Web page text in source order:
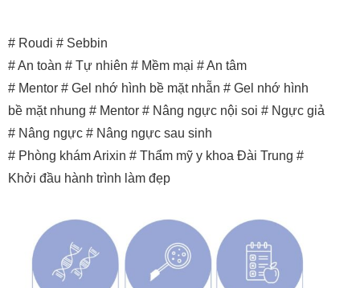
# Roudi # Sebbin
# An toàn # Tự nhiên # Mềm mại # An tâm
# Mentor # Gel nhớ hình bề mặt nhẵn # Gel nhớ hình
bề mặt nhung # Mentor # Nâng ngực nội soi # Ngực giả
# Nâng ngực # Nâng ngực sau sinh
# Phòng khám Arixin # Thẩm mỹ y khoa Đài Trung #
Khởi đầu hành trình làm đẹp